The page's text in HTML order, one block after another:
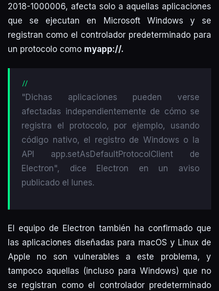
2018-1000006, afecta solo a aquellas aplicaciones
que se ejecutan en Microsoft Windows y se
registran como el controlador predeterminado para
un protocolo como myapp://.
"Dichas aplicaciones pueden verse
afectadas independientemente de cómo se
registra el protocolo, por ejemplo, usando
código nativo, el registro de Windows o la
API app.setAsDefaultProtocolClient de
Electron", dice Electron en un aviso
publicado el lunes.
El equipo de Electron también ha confirmado que
las aplicaciones diseñadas para macOS y Linux de
Apple no son vulnerables a este problema, y
tampoco aquellas (incluso para Windows) que no
se registran como el controlador predeterminado